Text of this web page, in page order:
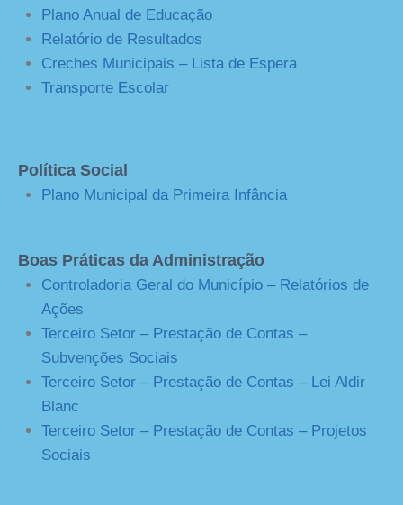
Plano Anual de Educação
Relatório de Resultados
Creches Municipais – Lista de Espera
Transporte Escolar
Política Social
Plano Municipal da Primeira Infância
Boas Práticas da Administração
Controladoria Geral do Município – Relatórios de
Ações
Terceiro Setor – Prestação de Contas –
Subvenções Sociais
Terceiro Setor – Prestação de Contas – Lei Aldir
Blanc
Terceiro Setor – Prestação de Contas – Projetos
Sociais